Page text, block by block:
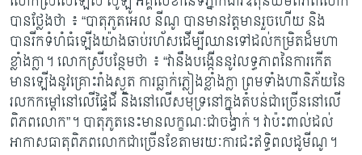
បានថ្លែងថា ៖ “បាតុភូត​អេល នីណូ បានមានវត្តមានរួចហើយ និង
បានរីកទំហំធំឡើង​យ៉ាងឆាប់រហ័ស​ដើម្បី​ឈាន​ទៅដល់កម្រិតដ៏មហា
ខ្លាំងក្លា។ លោកស្រីបន្ថែមថា ៖ “វានឹងបង្កើននូវលទ្ធភាព​នៃការ​កើត​
មានឡើងនូវគ្រោះរាំងស្ងួត ការធ្លាក់​ភ្លៀងខ្លាំងក្លា ព្រមទាំងហានិភ័យនៃ
រលកកម្តៅ​នៅលើ​ផ្ទៃដី និងនៅលើសមុទ្រ​នៅក្នុងតំបន់​ជាច្រើននៅលើ
ពិភពលោក”។ បាតុភូតនេះមានលក្ខណៈ​ជាចង្វាក់។ វាប៉ះពាល់ដល់
អាកាសធាតុពិភពលោកជាច្រើនខែតាមរយៈការជះឥទ្ធិពល​ដូមីណូ។